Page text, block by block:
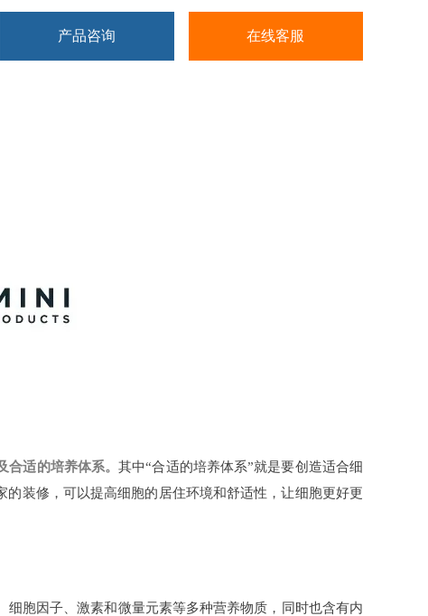
产品咨询 在线客服
合适的培养体系。其中“合适的培养体系”就是要创造适合细
装修，可以提高细胞的居住环境和舒适性，让细胞更好更
胞因子、激素和微量元素等多种营养物质，同时也含有内